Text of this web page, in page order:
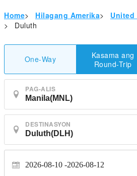
Home> Hilagang Amerika>
United
>
Duluth
One-Way
Kasama ang
Round-Trip
PAG-ALIS
DESTINASYON
2026-08-10 2026-08-12